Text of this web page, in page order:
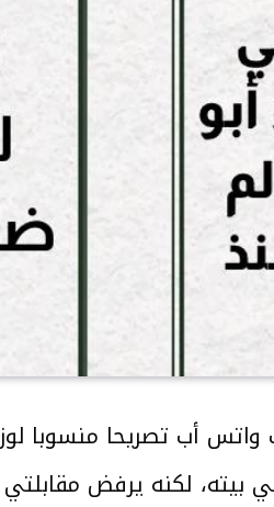
أب تصريحا منسوبا